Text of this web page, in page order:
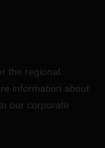
the regional
information about
our corporate